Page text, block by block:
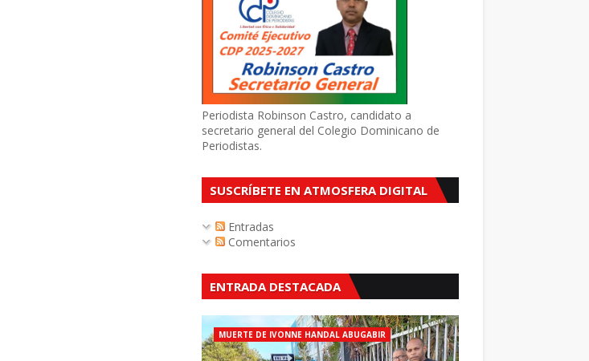
Periodista Robinson Castro, candidato a
secretario general del Colegio Dominicano de
Periodistas.
SUSCRÍBETE EN ATMOSFERA DIGITAL
Entradas
Comentarios
ENTRADA DESTACADA
MUERTE DE IVONNE HANDAL ABUGABIR